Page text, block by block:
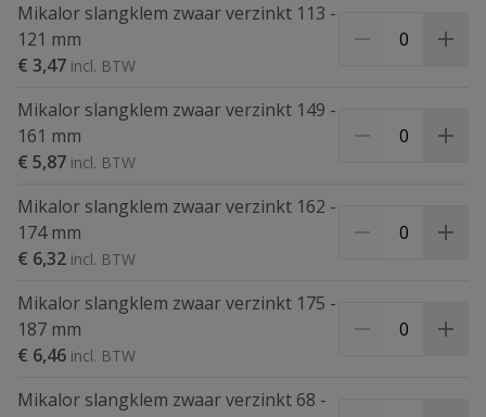
Mikalor slangklem zwaar verzinkt 113 -
121 mm
€ 3,47
Mikalor slangklem zwaar verzinkt 149 -
161 mm
€ 5,87
Mikalor slangklem zwaar verzinkt 162 -
174 mm
€ 6,32
Mikalor slangklem zwaar verzinkt 175 -
187 mm
€ 6,46
Mikalor slangklem zwaar verzinkt 68 -